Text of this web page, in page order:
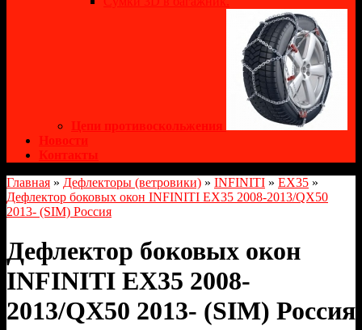
Цепи противоскольжения
Новости
Контакты
Главная » Дефлекторы (ветровики) » INFINITI » EX35 »
Дефлектор боковых окон INFINITI EX35 2008-2013/QX50
2013- (SIM) Россия
Дефлектор боковых окон
INFINITI EX35 2008-
2013/QX50 2013- (SIM) Россия